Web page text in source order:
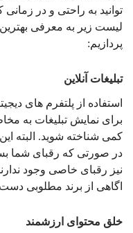
توانید به راحتی و در زمانی
لیست زیر به معرفی
پردازیم:
تبلیغات آنلاین
استفاده از پلتفرم های
برای نمایش تبلیغات به
کمی شناخته شوید. البته
در صورتی که رقبای شما
نیز رقبای خاصی وجود
اگاهی از برند مطلوبی دست
خلق محتوای ارزشمند